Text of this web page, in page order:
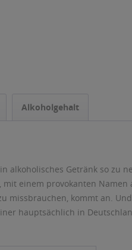
Alkoholgehalt
alkoholisches Getränk so zu
einem provokanten
missbrauchen, kommt an.
hauptsächlich in